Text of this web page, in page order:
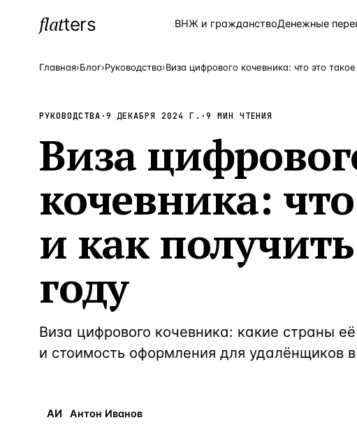
flatters ВНЖ и гражданствоДенежные
ПОПУЛЯРНЫЕ НАПРАВЛЕНИЯ
Россия —Страна
Кипр —Страна
Таиланд —Страна
—Локация
Бангкок —Локация
Главная›Блог›Руководства›
РУКОВОДСТВА ·9 ДЕКАБРЯ 2024 Г. ·9 МИН ЧТЕНИЯ
Виза
кочевника:
и как
году
Виза цифрового кочевника: какие страны
и стоимость оформления для удалёнщиков
АИ Антон Иванов